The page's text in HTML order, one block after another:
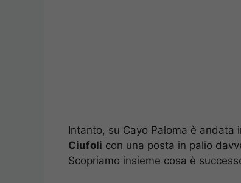
Intanto, su Cayo Paloma è andata
Ciufoli con una posta in palio
Scopriamo insieme cosa è